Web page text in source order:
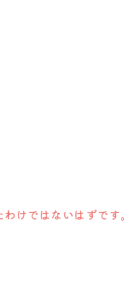
けではないはずです